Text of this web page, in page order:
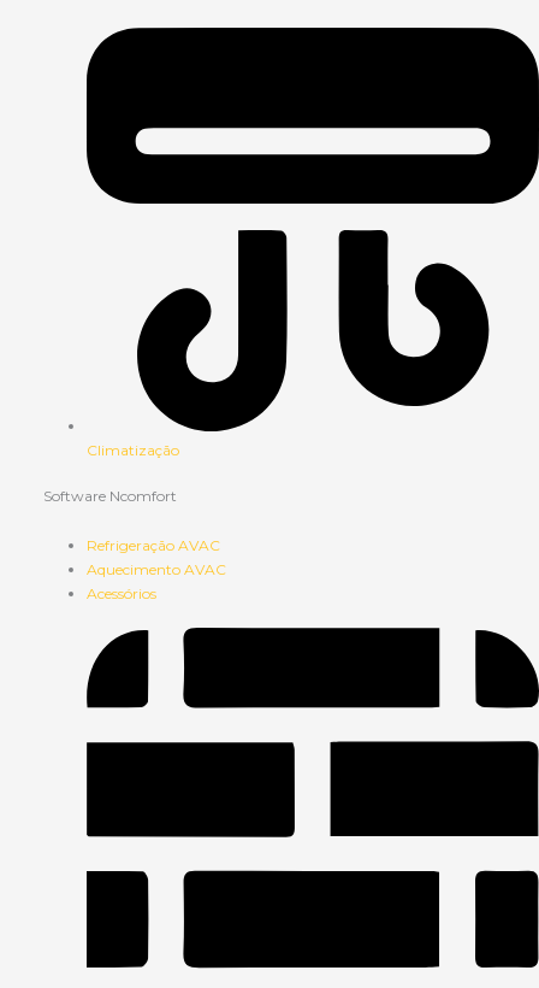
Climatização
Software Ncomfort
Refrigeração AVAC
Aquecimento AVAC
Acessórios